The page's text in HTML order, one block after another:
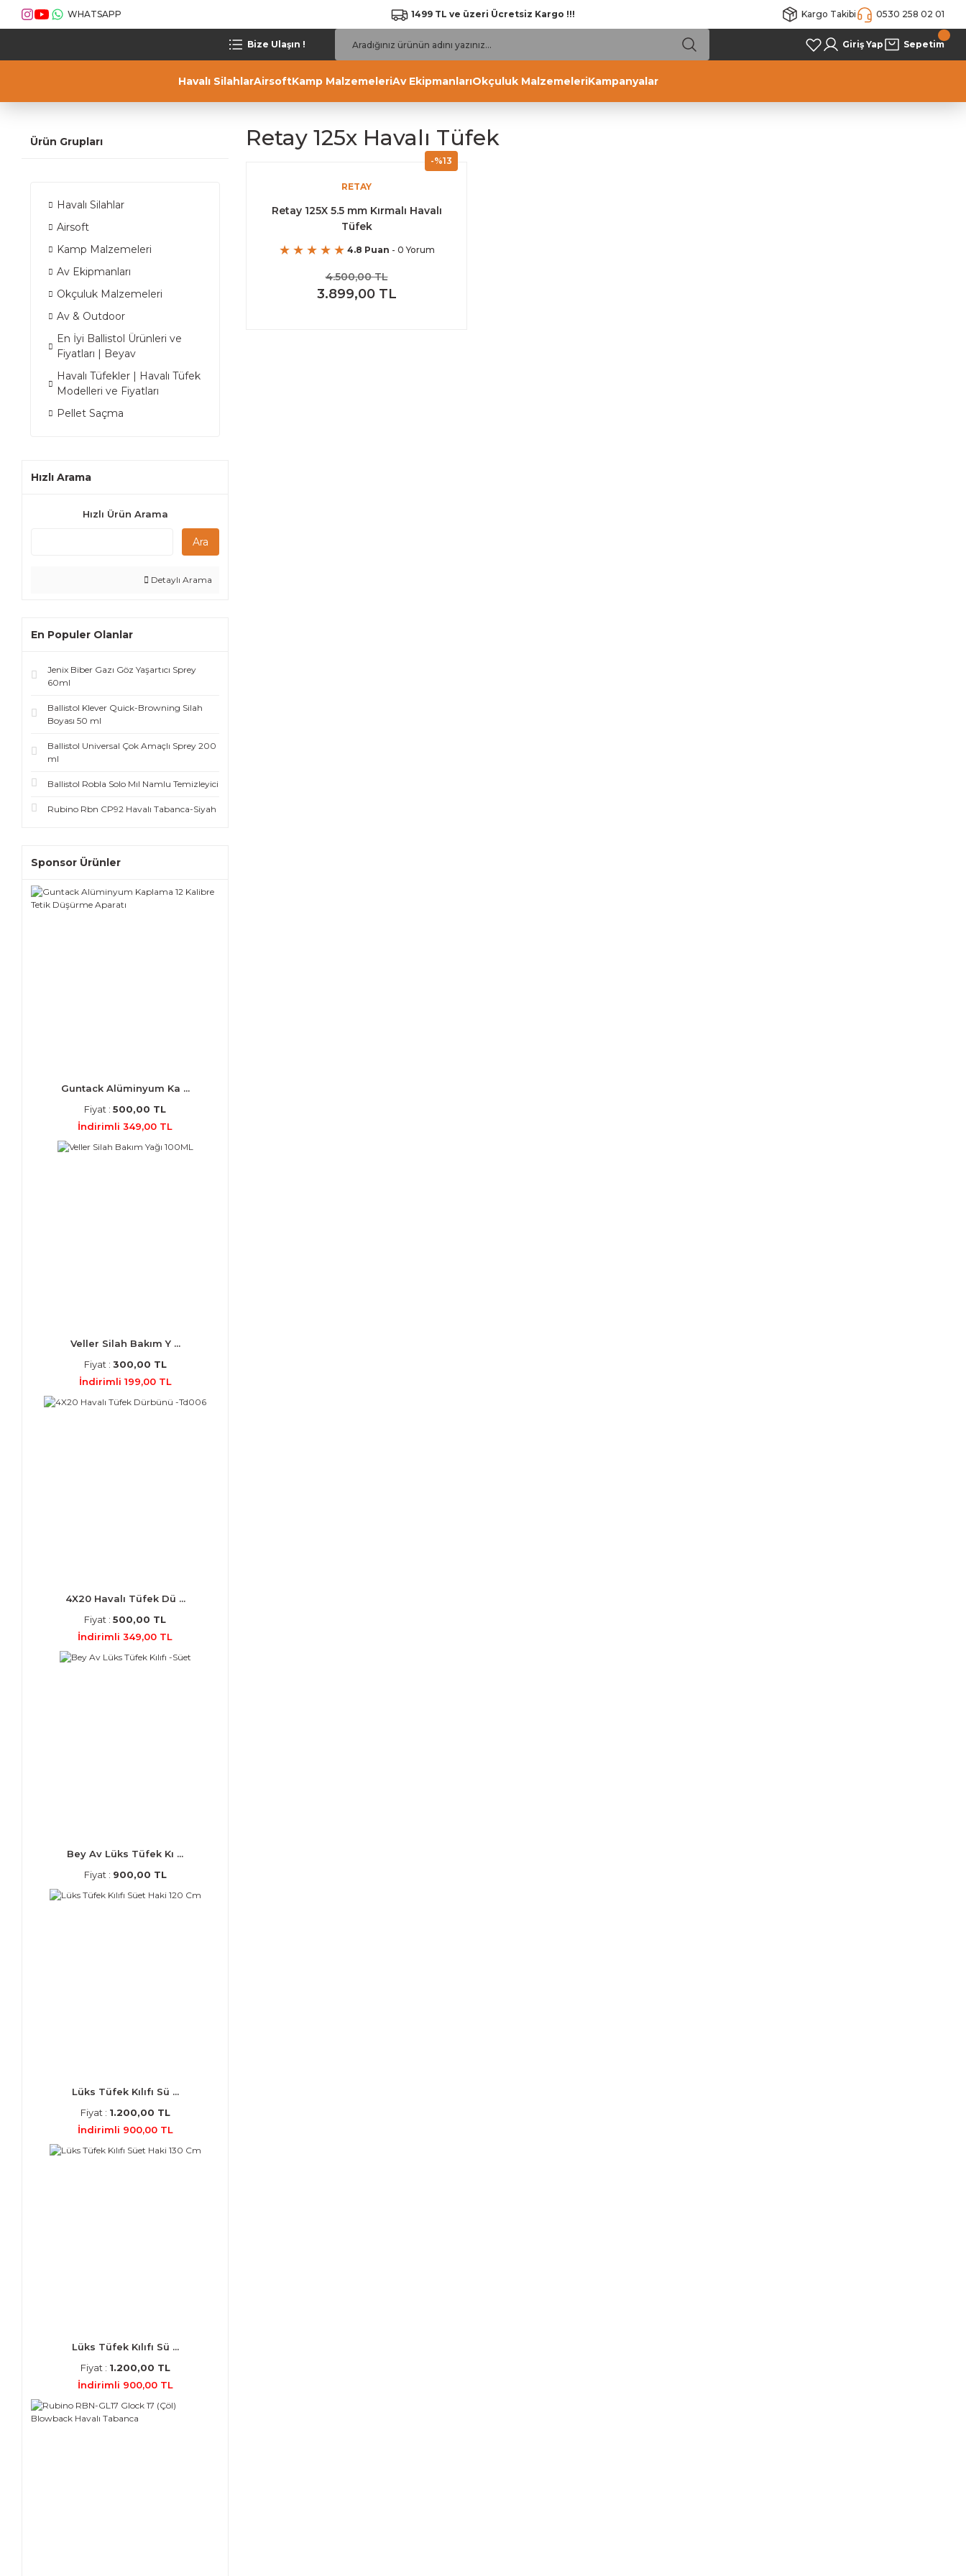
WHATSAPP 1499 TL ve üzeri Ücretsiz Kargo !!! Kargo Takibi 0530 258 02 01
Bize Ulaşın ! Giriş Yap Sepetim
Havalı SilahlarAirsoftKamp MalzemeleriAv EkipmanlarıOkçuluk MalzemeleriKampanyalar
Ürün Grupları
Havalı Silahlar
Airsoft
Kamp Malzemeleri
Av Ekipmanları
Okçuluk Malzemeleri
Av & Outdoor
En İyi Ballistol Ürünleri ve
Fiyatları | Beyav
Havalı Tüfekler | Havalı Tüfek
Modelleri ve Fiyatları
Pellet Saçma
Hızlı Arama
Hızlı Ürün Arama
Ara
Detaylı Arama
En Populer Olanlar
Jenix Biber Gazı Göz Yaşartıcı Sprey
60ml
Ballistol Klever Quick-Browning Silah
Boyası 50 ml
Ballistol Universal Çok Amaçlı Sprey 200
ml
Ballistol Robla Solo Mıl Namlu Temizleyici
Rubino Rbn CP92 Havalı Tabanca-Siyah
Sponsor Ürünler
Guntack Alüminyum Ka ...
Fiyat : 500,00 TL
İndirimli 349,00 TL
Veller Silah Bakım Y ...
Fiyat : 300,00 TL
İndirimli 199,00 TL
4X20 Havalı Tüfek Dü ...
Fiyat : 500,00 TL
İndirimli 349,00 TL
Bey Av Lüks Tüfek Kı ...
Fiyat : 900,00 TL
Lüks Tüfek Kılıfı Sü ...
Fiyat : 1.200,00 TL
İndirimli 900,00 TL
Lüks Tüfek Kılıfı Sü ...
Fiyat : 1.200,00 TL
İndirimli 900,00 TL
Retay 125x Havalı Tüfek
-%13
RETAY
Retay 125X 5.5 mm Kırmalı Havalı
Tüfek
4.8 Puan - 0 Yorum
4.500,00 TL
3.899,00 TL